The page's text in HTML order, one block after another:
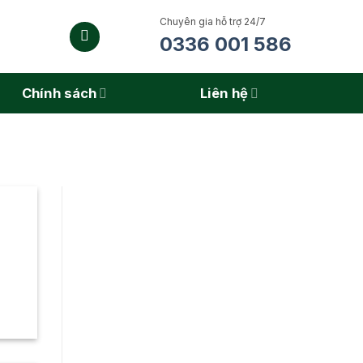
Chuyên gia hỗ trợ 24/7
0336 001 586
Chính sách Liên hệ